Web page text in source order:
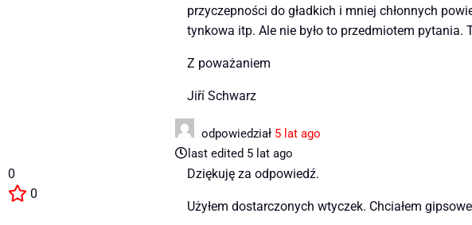
przyczepności do gładkich i mniej chłonnych
tynkowa itp. Ale nie było to przedmiotem pytania.
Z poważaniem
Jiří Schwarz
odpowiedział 5 lat ago
last edited 5 lat ago
0
0
Dziękuję za odpowiedź.
Użyłem dostarczonych wtyczek. Chciałem